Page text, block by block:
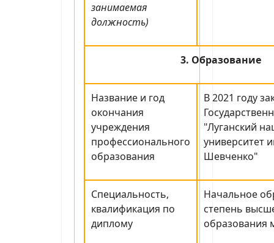
занимаемая
должность)
3. Образование
Название и год
окончания
учреждения
профессионального
образования
В 2021 году
"Луганский
университет
Шевченко"
Специальность,
квалификация по
диплому
Начальное
степень
образования